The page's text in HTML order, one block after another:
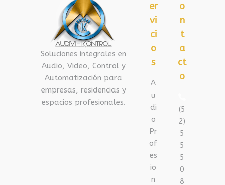
Soluciones integrales en
Audio, Video, Control y
Automatización para
empresas, residencias y
espacios profesionales.
er
vi
ci
o
s
A
u
di
o
Pr
of
es
io
n
o
n
t
a
ct
o
(5
2)
5
5
5
0
8